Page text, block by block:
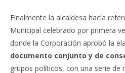
Finalmente la alcaldesa hacía
Municipal celebrado por primera
donde la Corporación aprobó la
documento conjunto y de
grupos políticos, con una serie de